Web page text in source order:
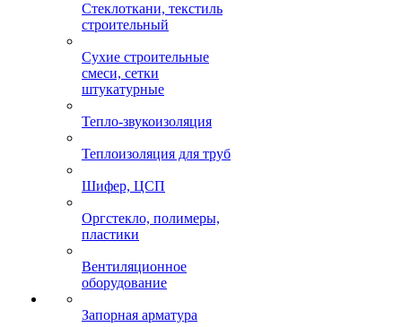
Стеклоткани, текстиль
строительный
Сухие строительные
смеси, сетки
штукатурные
Тепло-звукоизоляция
Теплоизоляция для труб
Шифер, ЦСП
Оргстекло, полимеры,
пластики
Вентиляционное
оборудование
Запорная арматура